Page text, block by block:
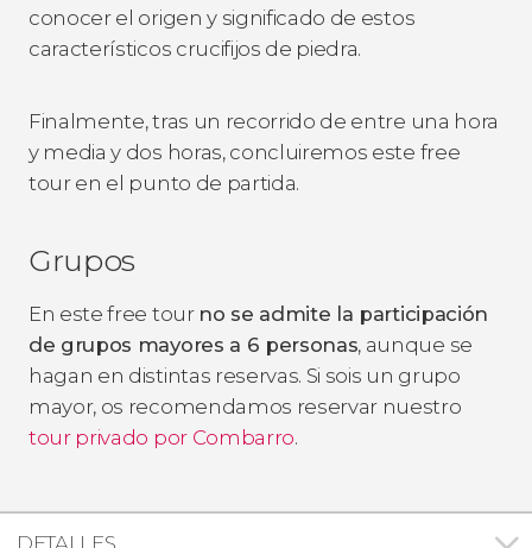
conocer el origen y significado de estos
característicos crucifijos de piedra.
Finalmente, tras un recorrido de entre una hora
y media y dos horas, concluiremos este free
tour en el punto de partida.
Grupos
En este free tour no se admite la participación
de grupos mayores a 6 personas, aunque se
hagan en distintas reservas. Si sois un grupo
mayor, os recomendamos reservar nuestro
tour privado por Combarro.
DETALLES